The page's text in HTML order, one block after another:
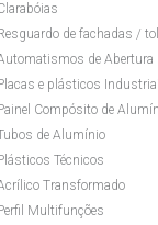
de fachadas /
de Abertura
e plásticos
Compósito de
de Alumínio
Técnicos
Transformado
Multifunções